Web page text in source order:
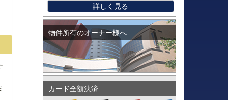
詳しく見る
物件所有のオーナー様へ
カード全額決済